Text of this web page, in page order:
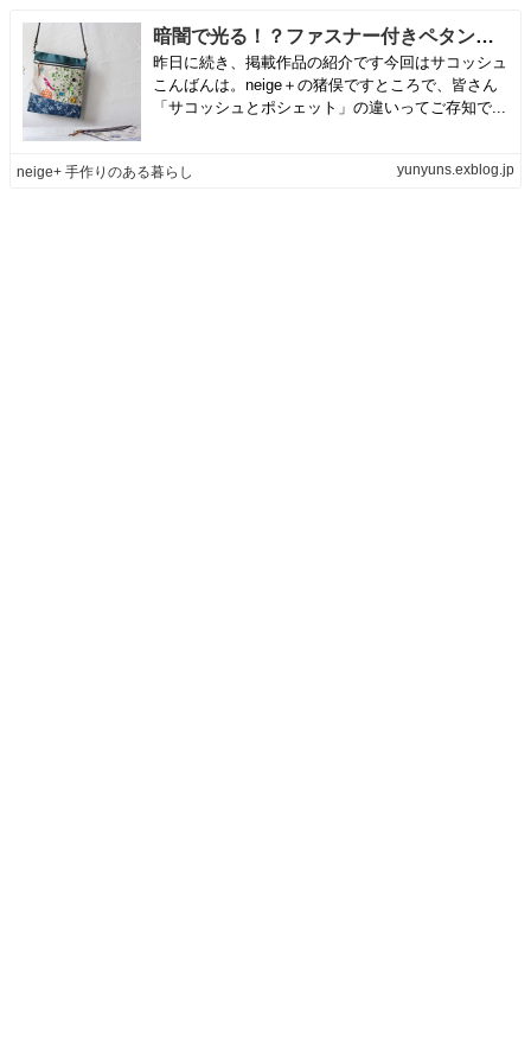
暗闇で光る！？ファスナー付きペタンコサコッシュ（キルトジャパン秋号掲載作品） | neige+ 手作りのある暮らし
昨日に続き、掲載作品の紹介です今回はサコッシュ
こんばんは。neige＋の猪俣ですところで、皆さん
「サコッシュとポシェット」の違いってご存知で...
neige+ 手作りのある暮らし yunyuns.exblog.jp